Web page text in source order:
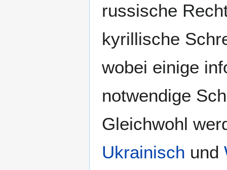
russische
kyrillische
wobei einige
notwendige
Gleichwohl
Ukrainisch und